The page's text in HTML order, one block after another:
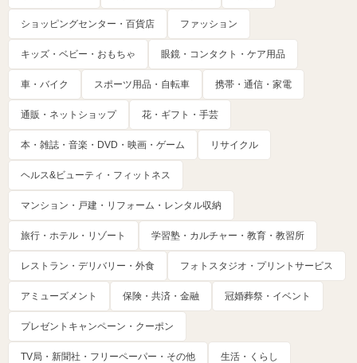
ショッピングセンター・百貨店 ファッション
キッズ・ベビー・おもちゃ 眼鏡・コンタクト・ケア用品
車・バイク スポーツ用品・自転車 携帯・通信・家電
通販・ネットショップ 花・ギフト・手芸
本・雑誌・音楽・DVD・映画・ゲーム リサイクル
ヘルス&ビューティ・フィットネス
マンション・戸建・リフォーム・レンタル収納
旅行・ホテル・リゾート 学習塾・カルチャー・教育・教習所
レストラン・デリバリー・外食 フォトスタジオ・プリントサービス
アミューズメント 保険・共済・金融 冠婚葬祭・イベント
プレゼントキャンペーン・クーポン
TV局・新聞社・フリーペーパー・その他 生活・くらし